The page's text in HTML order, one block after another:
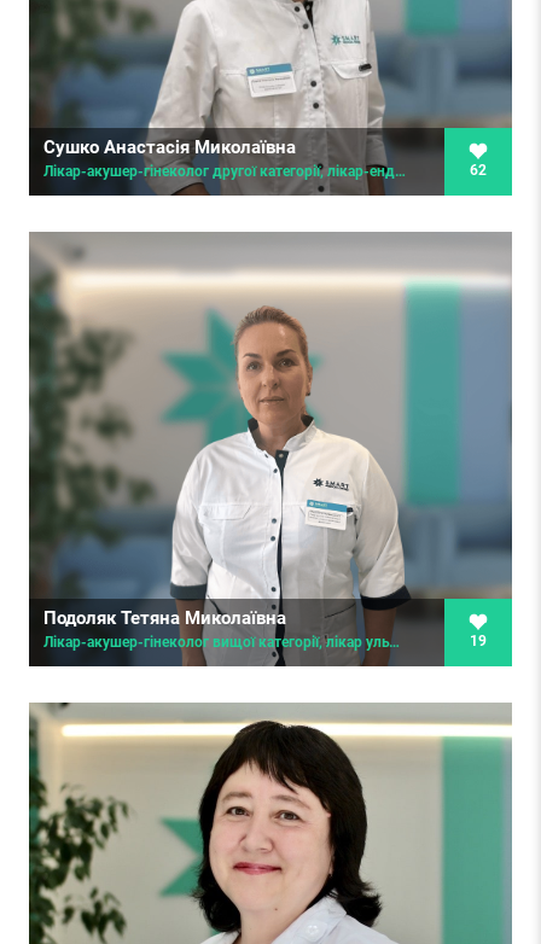
62
Сушко Анастасія Миколаївна
Лікар-акушер-гінеколог другої категорії, лікар-ендокринолог, гінеколог-ендокринолог, дитячий гінеколог, лікар ультразвукової діагностики
19
Подоляк Тетяна Миколаївна
Лікар-акушер-гінеколог вищої категорії, лікар ультразвукової діагностики